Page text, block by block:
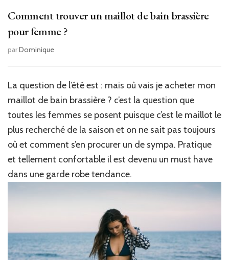
Comment trouver un maillot de bain brassière
pour femme ?
parDominique
La question de l’été est : mais où vais je acheter mon
maillot de bain brassière ? c’est la question que
toutes les femmes se posent puisque c’est le maillot le
plus recherché de la saison et on ne sait pas toujours
où et comment s’en procurer un de sympa. Pratique
et tellement confortable il est devenu un must have
dans une garde robe tendance.